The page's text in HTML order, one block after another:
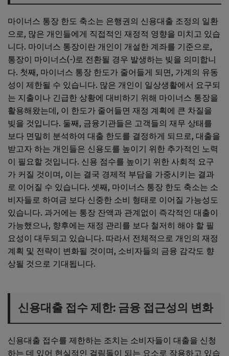
마이너스 통장 한도 축소는 은행권의 신용대출 조정의 일환
으로, 많은 개인들에게 직접적인 재정적 영향을 미치고 있습
니다. 마이너스 통장이란 개인이 개설한 계좌를 기준으로,
통장이 마이너스(-)로 전환될 경우 발생하는 빚을 의미합니
다. 첫째, 마이너스 통장 한도가 줄어들게 되면, 가계의 유동
성이 제한될 수 있습니다. 많은 개인이 일상생활에서 요구되
는 지출이나 긴급한 상황에 대비하기 위해 마이너스 통장을
활용해왔는데, 이 한도가 줄어들면 재정 계획에 큰 차질을
빚을 것입니다. 둘째, 금융기관들은 고객들의 재무 상태를
보다 면밀히 분석하여 대출 한도를 결정하게 되므로, 대출을
받고자 하는 개인들은 신용도를 높이기 위한 추가적인 노력
이 필요할 것입니다. 신용 점수를 높이기 위한 사회적 요구
가 커질 것이며, 이는 결국 경제적 부담을 가중시키는 결과
로 이어질 수 있습니다. 셋째, 마이너스 통장 한도 축소는 소
비자들로 하여금 보다 신중한 소비 형태로 이어질 가능성도
있습니다. 과거에는 통장 잔액과 관계없이 즉각적인 대출이
가능했으나, 향후에는 재정 관리를 보다 철저히 해야 할 필
요성이 대두되고 있습니다. 따라서 전체적으로 개인의 재정
계획 및 전략이 변화될 것이며, 소비자들의 금융 감각도 향
상될 것으로 기대됩니다.
신용대출 접수 제한: 금융 접근성의 변화
신용대출 접수를 제한하는 조치는 소비자들이 대출을 신청
하는 데 있어 현실적인 걸림돌이 되는 요소로 작용하고 있습